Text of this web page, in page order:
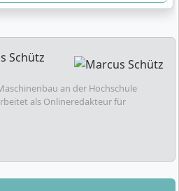
Schütz
an der Hochschule
als Onlineredakteur für